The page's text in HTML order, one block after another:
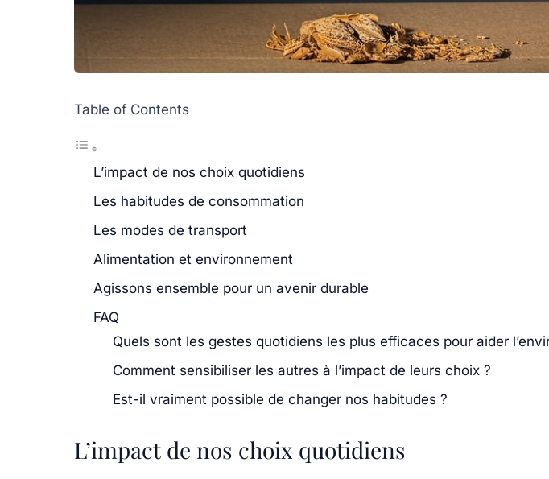
Table of Contents
L’impact de nos choix quotidiens
Les habitudes de consommation
Les modes de transport
Alimentation et environnement
Agissons ensemble pour un avenir durable
FAQ
Quels sont les gestes quotidiens les plus efficaces pour aider
Comment sensibiliser les autres à l’impact de leurs choix ?
Est-il vraiment possible de changer nos habitudes ?
L’impact de nos choix quotidiens